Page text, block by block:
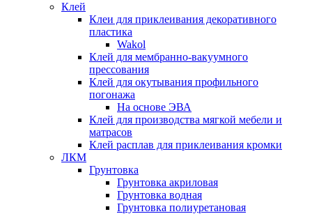
Клей
Клеи для приклеивания декоративного
пластика
Wakol
Клей для мембранно-вакуумного
прессования
Клей для окутывания профильного
погонажа
На основе ЭВА
Клей для производства мягкой мебели и
матрасов
Клей расплав для приклеивания кромки
ЛКМ
Грунтовка
Грунтовка акриловая
Грунтовка водная
Грунтовка полиуретановая